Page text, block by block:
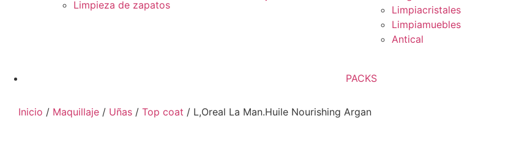
Limpieza de zapatos
Limpiacristales
Limpiamuebles
Antical
PACKS
Inicio / Maquillaje / Uñas / Top coat / L,Oreal La Man.Huile Nourishing Argan